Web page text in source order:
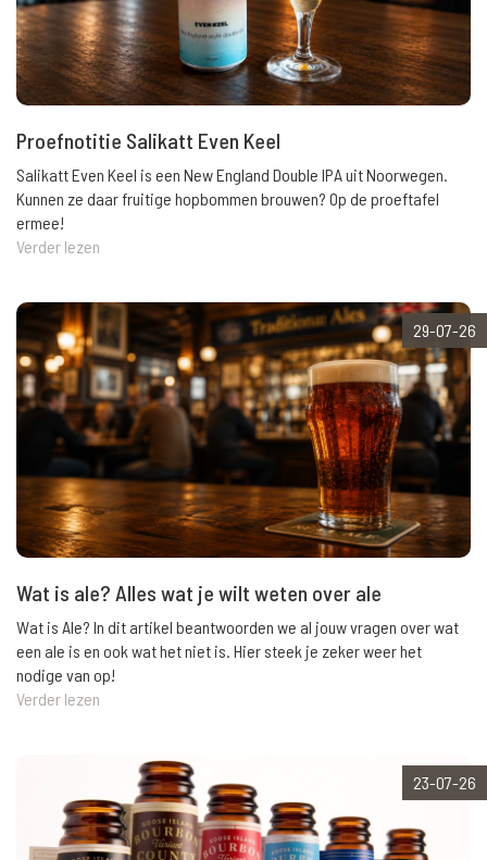
Proefnotitie Salikatt Even Keel
Salikatt Even Keel is een New England Double IPA uit Noorwegen.
Kunnen ze daar fruitige hopbommen brouwen? Op de proeftafel
ermee!
Verder lezen
29-07-26
Wat is ale? Alles wat je wilt weten over ale
Wat is Ale? In dit artikel beantwoorden we al jouw vragen over wat
een ale is en ook wat het niet is. Hier steek je zeker weer het
nodige van op!
Verder lezen
23-07-26